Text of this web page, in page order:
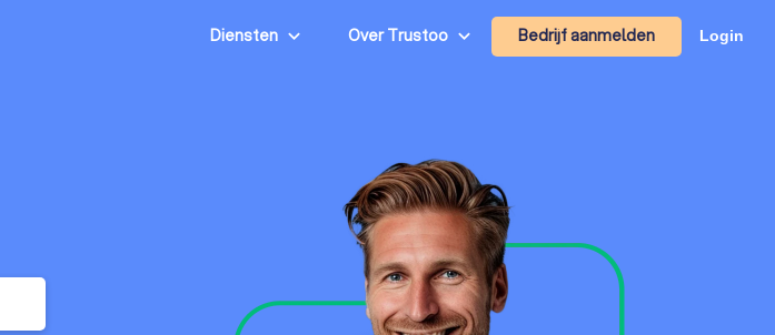
Diensten Over Trustoo Bedrijf aanmelden Login